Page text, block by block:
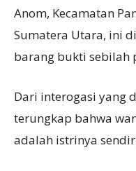
Anom, Kecamatan
Sumatera Utara, ini
barang bukti sebilah
Dari interogasi yang
terungkap bahwa
adalah istrinya